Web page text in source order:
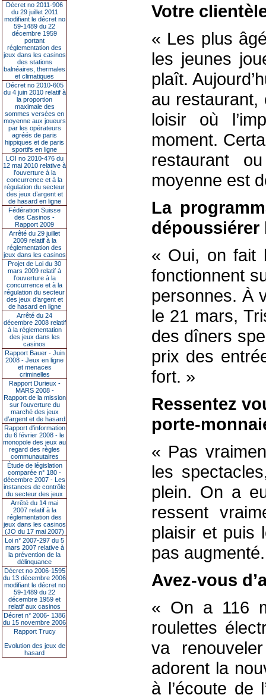
Décret no 2011-906
du 29 juillet 2011
modifiant le décret no
59-1489 du 22
décembre 1959
portant
réglementation des
jeux dans les casinos
des stations
balnéaires, thermales
et climatiques
Décret no 2010-605
du 4 juin 2010 relatif à
la proportion
maximale des
sommes versées en
moyenne aux joueurs
par les opérateurs
agréés de paris
hippiques et de paris
sportifs en ligne
LOI no 2010-476 du
12 mai 2010 relative à
l’ouverture à la
concurrence et à la
régulation du secteur
des jeux d’argent et
de hasard en ligne
Fédération Suisse
des Casinos -
Rapport 2009
Arrêté du 29 juillet
2009 relatif à la
réglementation des
jeux dans les casinos
Projet de Loi du 30
mars 2009 relatif à
l’ouverture à la
concurrence et à la
régulation du secteur
des jeux d’argent et
de hasard en ligne
Arrêté du 24
décembre 2008 relatif
à la réglementation
des jeux dans les
casinos
Rapport Bauer - Juin
2008 - Jeux en ligne
et menaces
criminelles
Rapport Durieux -
MARS 2008 -
Rapport de la mission
sur l’ouverture du
marché des jeux
d’argent et de hasard
Rapport d'information
du 6 février 2008 - le
monopole des jeux au
regard des règles
communautaires
Étude de législation
comparée n° 180 -
décembre 2007 - Les
instances de contrôle
du secteur des jeux
Arrêté du 14 mai
2007 relatif à la
réglementation des
jeux dans les casinos
(JO du 17 mai 2007)
Loi n° 2007-297 du 5
mars 2007 relative à
la prévention de la
délinquance
Décret no 2006-1595
du 13 décembre 2006
modifiant le décret no
59-1489 du 22
décembre 1959 et
relatif aux casinos
Décret n° 2006- 1386
du 15 novembre 2006
Rapport Trucy
Evolution des jeux de
hasard
Votre
« Les plus
les jeunes
plaît.
au restaurant,
loisir où
moment.
restaurant
moyenne est
La
dépoussiérer
« Oui, on fait
fonctionnent
personnes. À
le 21 mars,
des dîners
prix des
fort. »
Ressentez
porte-
« Pas
les
plein. On a
ressent
plaisir et puis
pas
Avez-vous
« On a 116
roulettes
va
adorent la
à l’écoute de